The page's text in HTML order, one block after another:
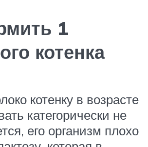
1
котенка
котенку в возрасте
категорически не
его организм плохо